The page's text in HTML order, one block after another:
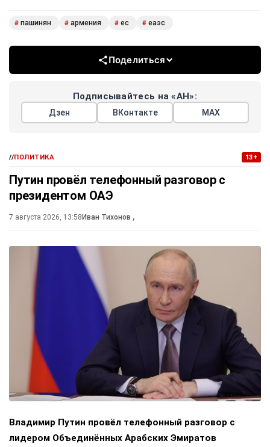
# пашинян # армения # ес # еаэс
Поделиться
Подписывайтесь на «АН»:
Дзен ВКонтакте МАХ
//ПОЛИТИКА 13+
Путин провёл телефонный разговор с
президентом ОАЭ
7 августа 2026, 13:58 Иван Тихонов ,
Владимир Путин провёл телефонный разговор с
лидером Объединённых Арабских Эмиратов